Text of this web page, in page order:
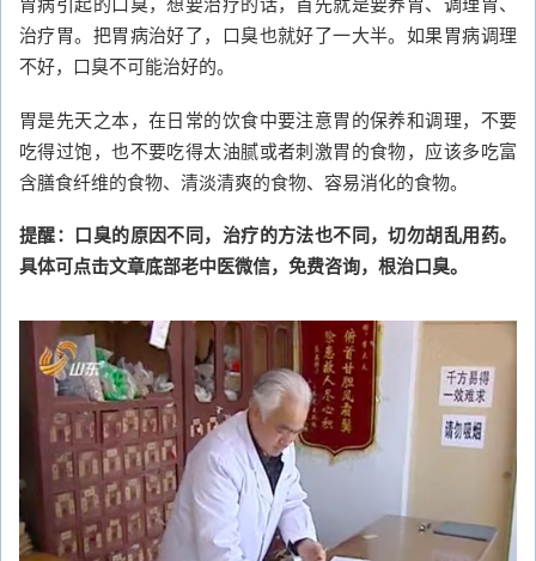
治疗胃。把胃病治好了，口臭也就好了一大半。如果胃病调理
不好，口臭不可能治好的。
胃是先天之本，在日常的饮食中要注意胃的保养和调理，不要
吃得过饱，也不要吃得太油腻或者刺激胃的食物，应该多吃富
含膳食纤维的食物、清淡清爽的食物、容易消化的食物。
提醒：口臭的原因不同，治疗的方法也不同，切勿胡乱用药。
具体可点击文章底部老中医微信，免费咨询，根治口臭。